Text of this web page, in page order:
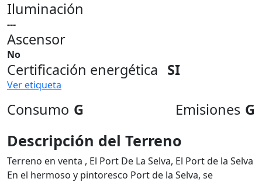
Iluminación
---
Ascensor
No
Certificación energética SI
Ver etiqueta
Consumo G Emisiones G
Descripción del Terreno
Terreno en venta , El Port De La Selva, El Port de la Selva
En el hermoso y pintoresco Port de la Selva, se